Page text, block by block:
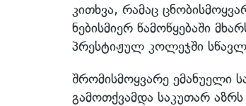
კითხვა, რამაც
ნებისმიერ წამოწყებაში
პრესტიჟულ კოლეჯში
შრომისმოყვარე ემანუელი
გამოთქვამდა საკუთარ